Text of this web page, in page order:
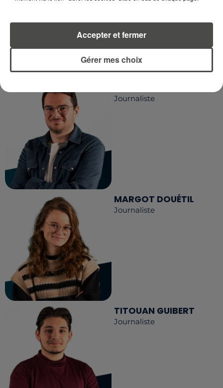
LA RÉDACTION Voir toute l'équipe RCA
Journaliste
MARGOT DOUÉTIL
Journaliste
TITOUAN GUIBERT
Journaliste
Gérer mes choix
Accepter et fermer